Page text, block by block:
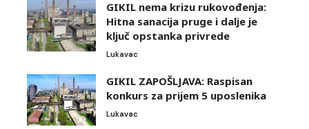
GIKIL nema krizu rukovođenja:
Hitna sanacija pruge i dalje je
ključ opstanka privrede
Lukavac
GIKIL ZAPOŠLJAVA: Raspisan
konkurs za prijem 5 uposlenika
Lukavac